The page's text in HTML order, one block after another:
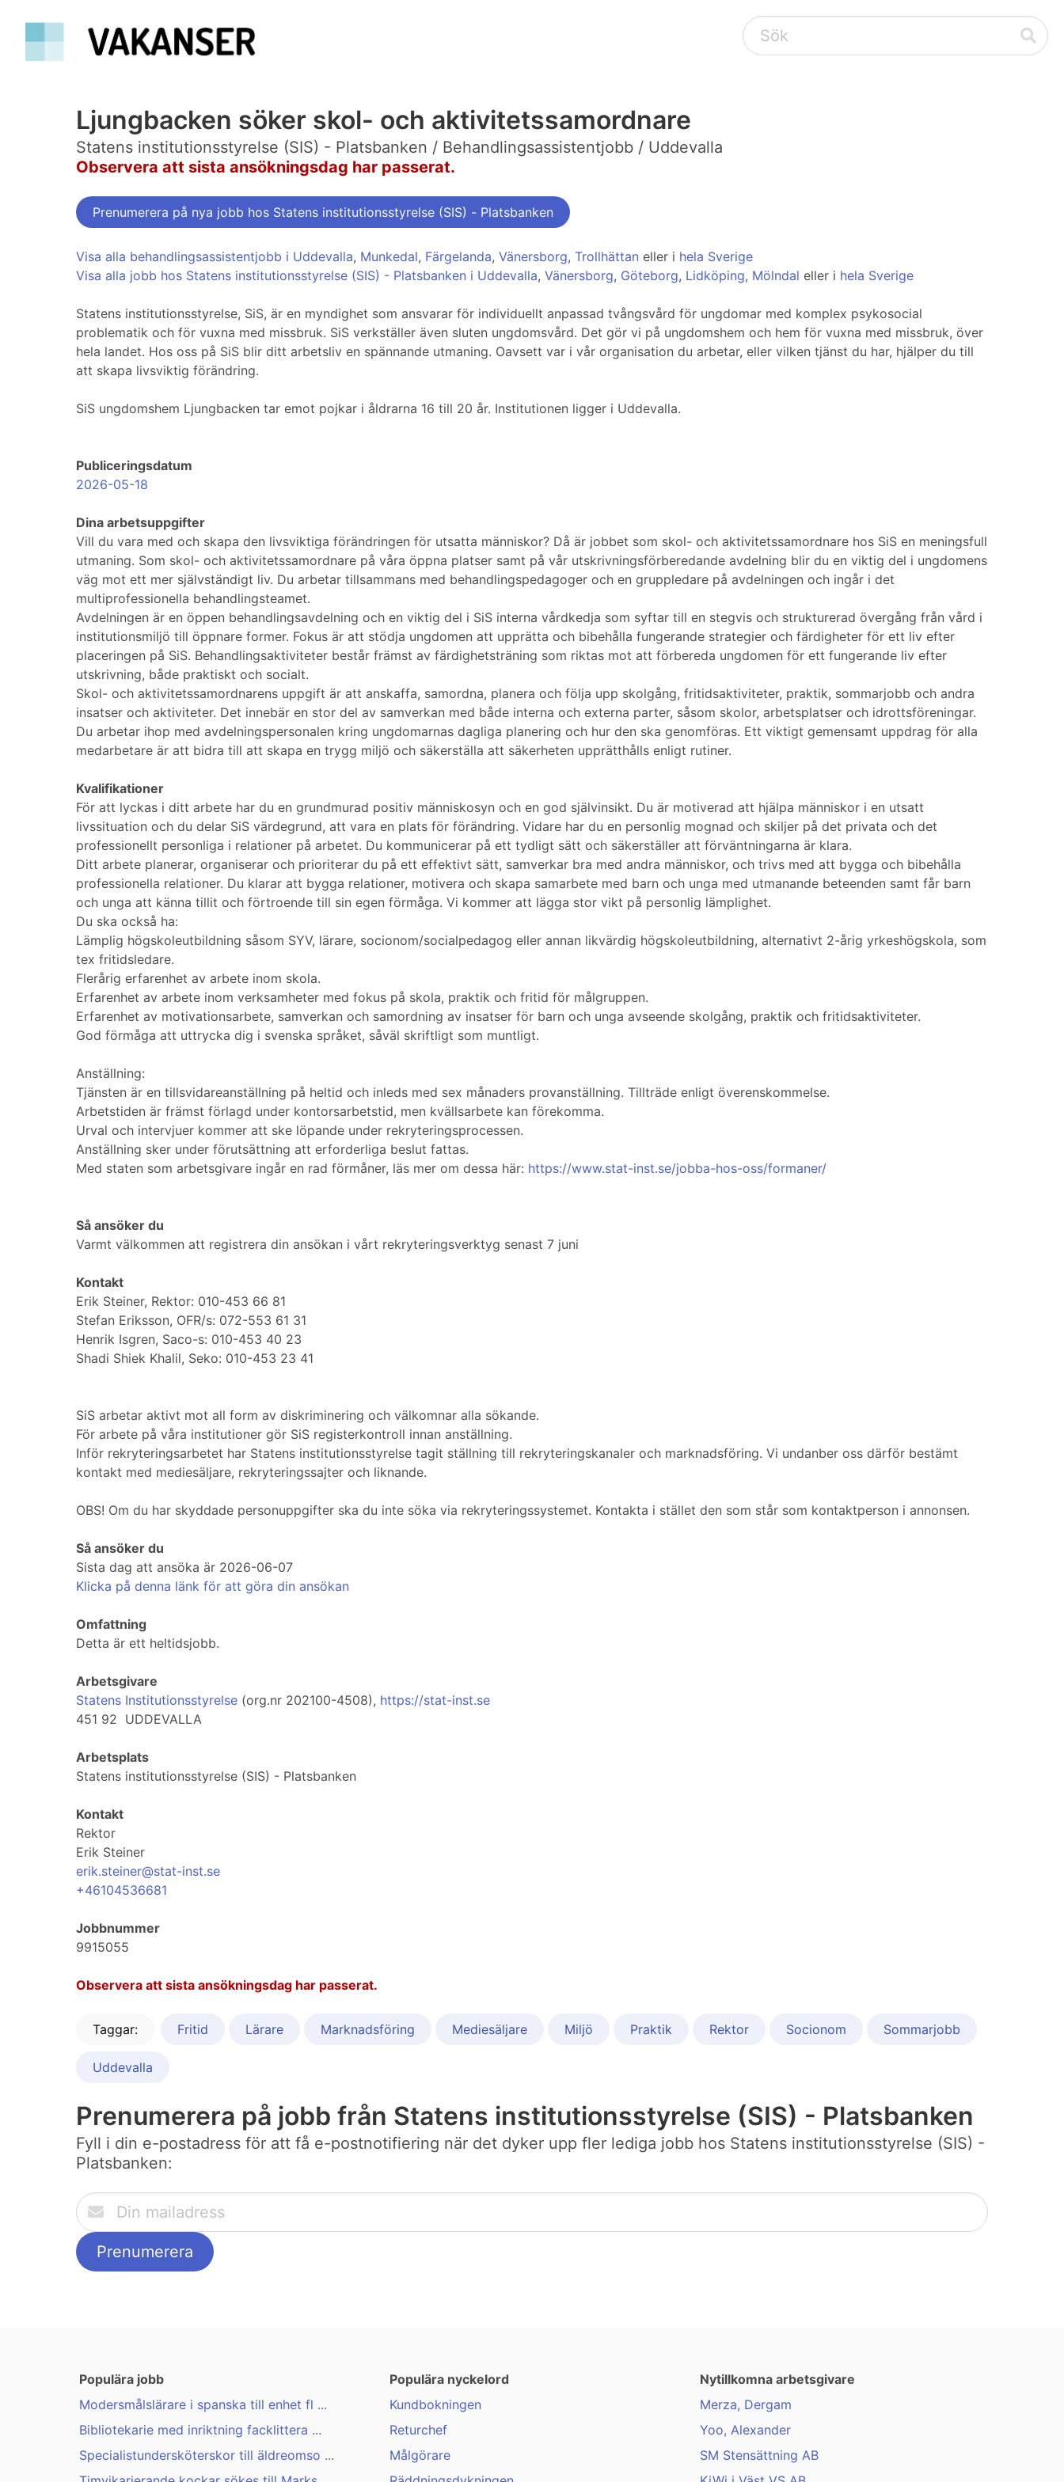
Ljungbacken söker skol- och aktivitetssamordnare
Statens institutionsstyrelse (SIS) - Platsbanken / Behandlingsassistentjobb / Uddevalla
Observera att sista ansökningsdag har passerat.
Prenumerera på nya jobb hos Statens institutionsstyrelse (SIS) - Platsbanken
Visa alla behandlingsassistentjobb i Uddevalla, Munkedal, Färgelanda, Vänersborg, Trollhättan eller i hela Sverige
Visa alla jobb hos Statens institutionsstyrelse (SIS) - Platsbanken i Uddevalla, Vänersborg, Göteborg, Lidköping, Mölndal eller i hela Sverige
Statens institutionsstyrelse, SiS, är en myndighet som ansvarar för individuellt anpassad tvångsvård för ungdomar med komplex psykosocial
problematik och för vuxna med missbruk. SiS verkställer även sluten ungdomsvård. Det gör vi på ungdomshem och hem för vuxna med missbruk, över
hela landet. Hos oss på SiS blir ditt arbetsliv en spännande utmaning. Oavsett var i vår organisation du arbetar, eller vilken tjänst du har, hjälper du till
att skapa livsviktig förändring.
SiS ungdomshem Ljungbacken tar emot pojkar i åldrarna 16 till 20 år. Institutionen ligger i Uddevalla.
Publiceringsdatum
2026-05-18
Dina arbetsuppgifter
Vill du vara med och skapa den livsviktiga förändringen för utsatta människor? Då är jobbet som skol- och aktivitetssamordnare hos SiS en meningsfull
utmaning. Som skol- och aktivitetssamordnare på våra öppna platser samt på vår utskrivningsförberedande avdelning blir du en viktig del i ungdomens
väg mot ett mer självständigt liv. Du arbetar tillsammans med behandlingspedagoger och en gruppledare på avdelningen och ingår i det
multiprofessionella behandlingsteamet.
Avdelningen är en öppen behandlingsavdelning och en viktig del i SiS interna vårdkedja som syftar till en stegvis och strukturerad övergång från vård i
institutionsmiljö till öppnare former. Fokus är att stödja ungdomen att upprätta och bibehålla fungerande strategier och färdigheter för ett liv efter
placeringen på SiS. Behandlingsaktiviteter består främst av färdighetsträning som riktas mot att förbereda ungdomen för ett fungerande liv efter
utskrivning, både praktiskt och socialt.
Skol- och aktivitetssamordnarens uppgift är att anskaffa, samordna, planera och följa upp skolgång, fritidsaktiviteter, praktik, sommarjobb och andra
insatser och aktiviteter. Det innebär en stor del av samverkan med både interna och externa parter, såsom skolor, arbetsplatser och idrottsföreningar.
Du arbetar ihop med avdelningspersonalen kring ungdomarnas dagliga planering och hur den ska genomföras. Ett viktigt gemensamt uppdrag för alla
medarbetare är att bidra till att skapa en trygg miljö och säkerställa att säkerheten upprätthålls enligt rutiner.
Kvalifikationer
För att lyckas i ditt arbete har du en grundmurad positiv människosyn och en god självinsikt. Du är motiverad att hjälpa människor i en utsatt
livssituation och du delar SiS värdegrund, att vara en plats för förändring. Vidare har du en personlig mognad och skiljer på det privata och det
professionellt personliga i relationer på arbetet. Du kommunicerar på ett tydligt sätt och säkerställer att förväntningarna är klara.
Ditt arbete planerar, organiserar och prioriterar du på ett effektivt sätt, samverkar bra med andra människor, och trivs med att bygga och bibehålla
professionella relationer. Du klarar att bygga relationer, motivera och skapa samarbete med barn och unga med utmanande beteenden samt får barn
och unga att känna tillit och förtroende till sin egen förmåga. Vi kommer att lägga stor vikt på personlig lämplighet.
Du ska också ha:
Lämplig högskoleutbildning såsom SYV, lärare, socionom/socialpedagog eller annan likvärdig högskoleutbildning, alternativt 2-årig yrkeshögskola, som
tex fritidsledare.
Flerårig erfarenhet av arbete inom skola.
Erfarenhet av arbete inom verksamheter med fokus på skola, praktik och fritid för målgruppen.
Erfarenhet av motivationsarbete, samverkan och samordning av insatser för barn och unga avseende skolgång, praktik och fritidsaktiviteter.
God förmåga att uttrycka dig i svenska språket, såväl skriftligt som muntligt.
Anställning:
Tjänsten är en tillsvidareanställning på heltid och inleds med sex månaders provanställning. Tillträde enligt överenskommelse.
Arbetstiden är främst förlagd under kontorsarbetstid, men kvällsarbete kan förekomma.
Urval och intervjuer kommer att ske löpande under rekryteringsprocessen.
Anställning sker under förutsättning att erforderliga beslut fattas.
Med staten som arbetsgivare ingår en rad förmåner, läs mer om dessa här: https://www.stat-inst.se/jobba-hos-oss/formaner/
Så ansöker du
Varmt välkommen att registrera din ansökan i vårt rekryteringsverktyg senast 7 juni
Kontakt
Erik Steiner, Rektor: 010-453 66 81
Stefan Eriksson, OFR/s: 072-553 61 31
Henrik Isgren, Saco-s: 010-453 40 23
Shadi Shiek Khalil, Seko: 010-453 23 41
SiS arbetar aktivt mot all form av diskriminering och välkomnar alla sökande.
För arbete på våra institutioner gör SiS registerkontroll innan anställning.
Inför rekryteringsarbetet har Statens institutionsstyrelse tagit ställning till rekryteringskanaler och marknadsföring. Vi undanber oss därför bestämt
kontakt med mediesäljare, rekryteringssajter och liknande.
OBS! Om du har skyddade personuppgifter ska du inte söka via rekryteringssystemet. Kontakta i stället den som står som kontaktperson i annonsen.
Så ansöker du
Sista dag att ansöka är 2026-06-07
Klicka på denna länk för att göra din ansökan
Omfattning
Detta är ett heltidsjobb.
Arbetsgivare
Statens Institutionsstyrelse (org.nr 202100-4508), https://stat-inst.se
451 92 UDDEVALLA
Arbetsplats
Statens institutionsstyrelse (SIS) - Platsbanken
Kontakt
Rektor
Erik Steiner
erik.steiner@stat-inst.se
+46104536681
Jobbnummer
9915055
Observera att sista ansökningsdag har passerat.
Taggar: Fritid Lärare Marknadsföring Mediesäljare Miljö Praktik Rektor Socionom Sommarjobb
Uddevalla
Prenumerera på jobb från Statens institutionsstyrelse (SIS) - Platsbanken
Fyll i din e-postadress för att få e-postnotifiering när det dyker upp fler lediga jobb hos Statens institutionsstyrelse (SIS) -
Platsbanken:
Populära jobb
Modersmålslärare i spanska till enhet fl ...
Bibliotekarie med inriktning facklittera ...
Specialistundersköterskor till äldreomso ...
Populära nyckelord
Kundbokningen
Returchef
Målgörare
Nytillkomna arbetsgivare
Merza, Dergam
Yoo, Alexander
SM Stensättning AB